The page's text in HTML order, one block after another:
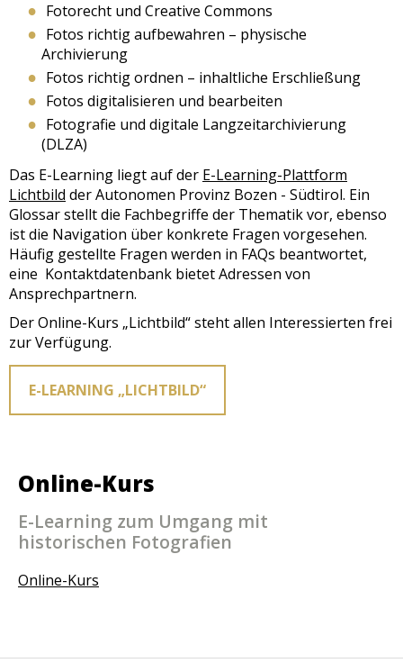
Fotorecht und Creative Commons
Fotos richtig aufbewahren – physische
Archivierung
Fotos richtig ordnen – inhaltliche Erschließung
Fotos digitalisieren und bearbeiten
Fotografie und digitale Langzeitarchivierung
(DLZA)
Das E-Learning liegt auf der E-Learning-Plattform
Lichtbild der Autonomen Provinz Bozen - Südtirol. Ein
Glossar stellt die Fachbegriffe der Thematik vor, ebenso
ist die Navigation über konkrete Fragen vorgesehen.
Häufig gestellte Fragen werden in FAQs beantwortet,
eine Kontaktdatenbank bietet Adressen von
Ansprechpartnern.
Der Online-Kurs „Lichtbild“ steht allen Interessierten frei
zur Verfügung.
E-LEARNING „LICHTBILD“
Online-Kurs
E-Learning zum Umgang mit
historischen Fotografien
Online-Kurs